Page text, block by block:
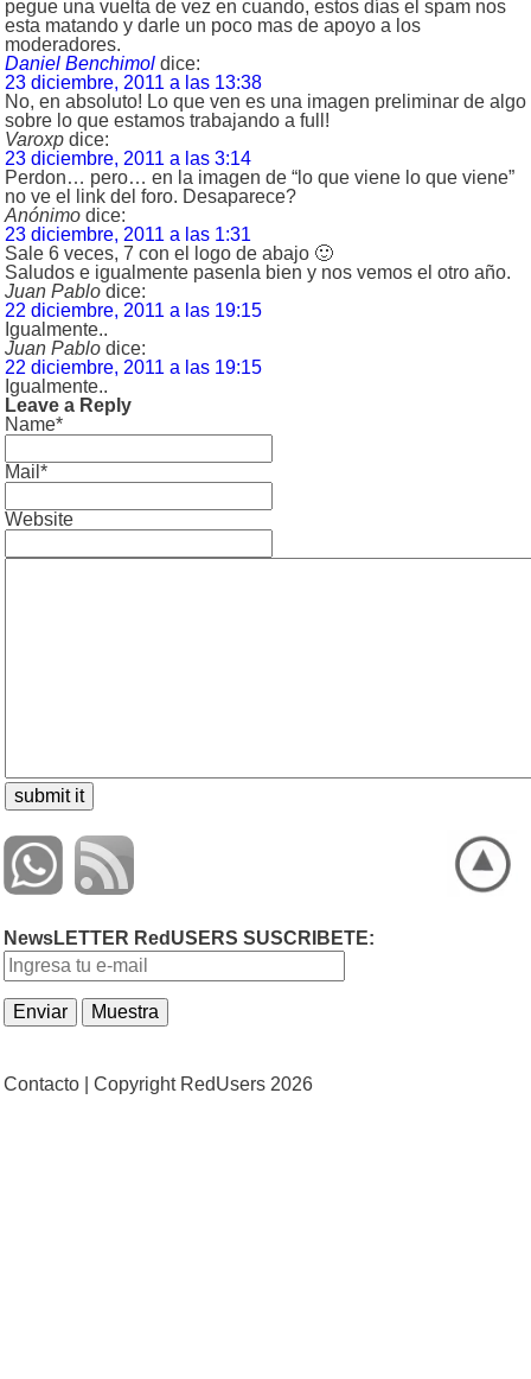
pegue una vuelta de vez en cuando, estos días el spam nos
esta matando y darle un poco mas de apoyo a los
moderadores.
Daniel Benchimol dice:
23 diciembre, 2011 a las 13:38
No, en absoluto! Lo que ven es una imagen preliminar de algo
sobre lo que estamos trabajando a full!
Varoxp dice:
23 diciembre, 2011 a las 3:14
Perdon… pero… en la imagen de “lo que viene lo que viene”
no ve el link del foro. Desaparece?
Anónimo dice:
23 diciembre, 2011 a las 1:31
Sale 6 veces, 7 con el logo de abajo 🙂
Saludos e igualmente pasenla bien y nos vemos el otro año.
Juan Pablo dice:
22 diciembre, 2011 a las 19:15
Igualmente..
Juan Pablo dice:
22 diciembre, 2011 a las 19:15
Igualmente..
Leave a Reply
Name*
Mail*
Website
NewsLETTER RedUSERS SUSCRIBETE:
Contacto | Copyright RedUsers 2026